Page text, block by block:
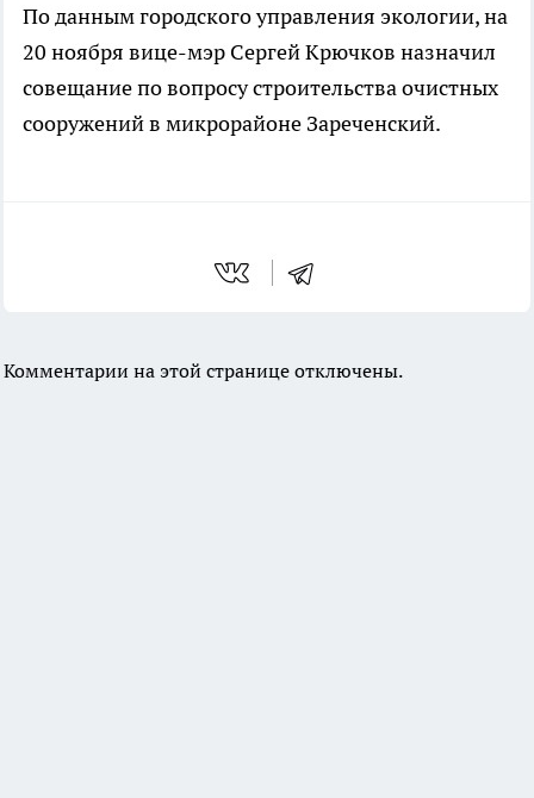
По данным городского управления экологии, на
20 ноября вице-мэр Сергей Крючков назначил
совещание по вопросу строительства очистных
сооружений в микрорайоне Зареченский.
Комментарии на этой странице отключены.